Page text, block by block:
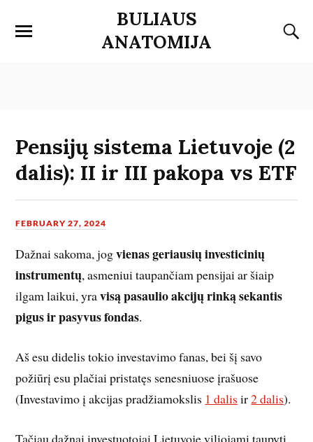
BULIAUS
ANATOMIJA
Pensijų sistema Lietuvoje (2
dalis): II ir III pakopa vs ETF
FEBRUARY 27, 2024
Dažnai sakoma, jogvienas geriausių investicinių
instrumentų, asmeniui taupančiam pensijai ar šiaip
ilgam laikui, yravisą pasaulio akcijų rinką sekantis
pigus ir pasyvus fondas.
Aš esu didelis tokio investavimo fanas, bei šį savo
požiūrį esu plačiai pristatęs senesniuose įrašuose
(Investavimo į akcijas pradžiamokslis 1 dalis ir2 dalis).
Tačiau dažnai investuotojai Lietuvoje viliojami taupyti